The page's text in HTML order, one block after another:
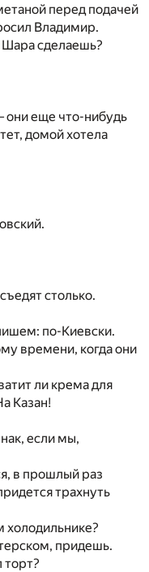
перед подачей
Владимир.
сделаешь?
они еще что-нибудь
домой хотела
столько.
по-Киевски.
времени, когда они
ли крема для
Казан!
если мы,
в прошлый раз
трахнуть
холодильнике?
придешь.
торт?